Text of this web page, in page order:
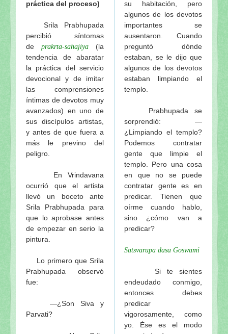
práctica del proceso)
Srila Prabhupada
percibió síntomas
de prakrta-sahajiya (la
tendencia de abaratar
la práctica del servicio
devocional y de imitar
las comprensiones
íntimas de devotos muy
avanzados) en uno de
sus discípulos artistas,
y antes de que fuera a
más le previno del
peligro.
En Vrindavana
ocurrió que el artista
llevó un boceto ante
Srila Prabhupada para
que lo aprobase antes
de empezar en serio la
pintura.
Lo primero que Srila
Prabhupada observó
fue:
—¿Son Siva y
Parvati?
su habitación, pero
algunos de los devotos
importantes se
ausentaron. Cuando
preguntó dónde
estaban, se le dijo que
algunos de los devotos
estaban limpiando el
templo.
Prabhupada se
sorprendió: —
¿Limpiando el templo?
Podemos contratar
gente que limpie el
templo. Pero una cosa
en que no se puede
contratar gente es en
predicar. Tienen que
oírme cuando hablo,
sino ¿cómo van a
predicar?
Satsvarupa dasa Goswami
Si te sientes
endeudado conmigo,
entonces debes
predicar
vigorosamente, como
yo. Ése es el modo